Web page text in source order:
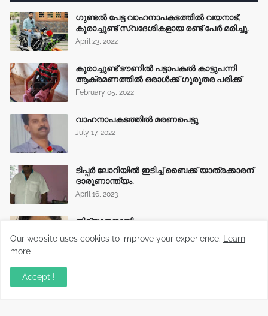
ഗുണ്ടൽ പേട്ട വാഹനാപകടത്തിൽ വയനാട്,
കൂരാച്ചുണ്ട് സ്വദേശികളായ രണ്ട് പേർ മരിച്ചു.
April 23, 2022
കൂരാച്ചുണ്ട് ടൗണിൽ പട്ടാപകൽ കാട്ടുപന്നി
ആക്രമണത്തിൽ ഒരാൾക്ക് ഗുരുതര പരിക്ക്
February 05, 2022
വാഹനാപകടത്തിൽ മരണപെട്ടു
July 17, 2022
ടിപ്പർ ലോറിയിൽ ഇടിച്ച് ബൈക്ക് യാത്രക്കാരന്
ദാരുണാന്ത്യം.
April 16, 2023
നിര്യാതനായി
June 20, 2024
Our website uses cookies to improve your experience.
Learn
more
Accept !